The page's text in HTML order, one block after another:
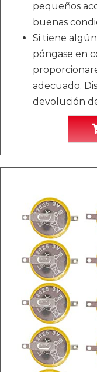
pequeños
buenas
Si tiene
póngase en
adecuado.
devolución